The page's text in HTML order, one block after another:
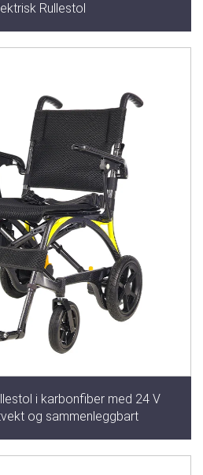
Rullestol
i karbonfiber med 24 V
og sammenleggbart